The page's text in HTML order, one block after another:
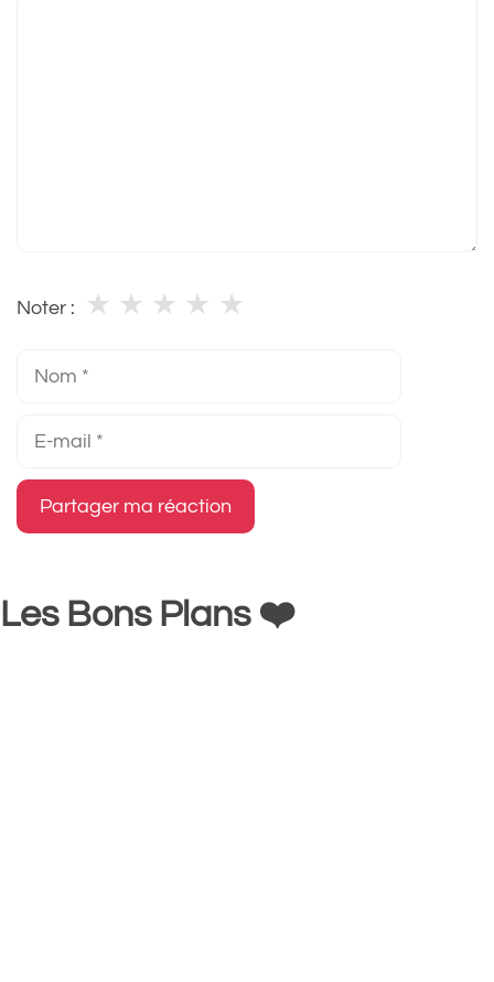
Noter : ★
★
★
★
★
Les Bons Plans ❤️